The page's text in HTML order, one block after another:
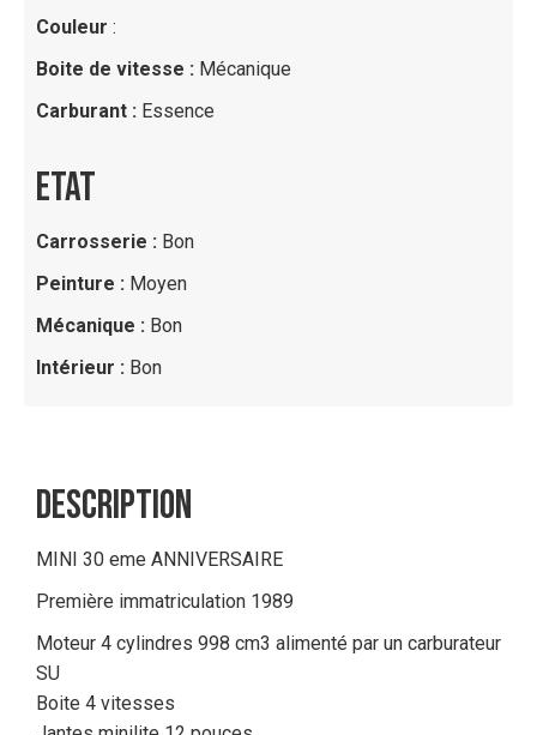
Couleur :
Boite de vitesse : Mécanique
Carburant : Essence
ETAT
Carrosserie : Bon
Peinture : Moyen
Mécanique : Bon
Intérieur : Bon
DESCRIPTION
MINI 30 eme ANNIVERSAIRE
Première immatriculation 1989
Moteur 4 cylindres 998 cm3 alimenté par un carburateur
SU
Boite 4 vitesses